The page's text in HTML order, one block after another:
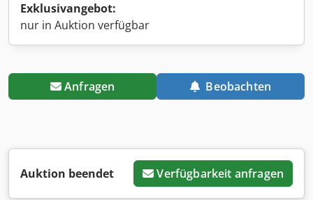
Exklusivangebot:
nur in Auktion verfügbar
Anfragen Beobachten
Auktion beendet Verfügbarkeit anfragen